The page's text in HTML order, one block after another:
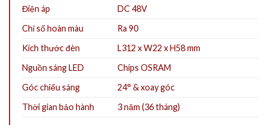
Điện áp
DC 48V
Chỉ số hoàn màu
Ra 90
Kích thước đèn
L312 x W22 x H58 mm
Nguồn sáng LED
Chips OSRAM
Góc chiếu sáng
24° & xoay góc
Thời gian bảo hành
3 năm (36 tháng)